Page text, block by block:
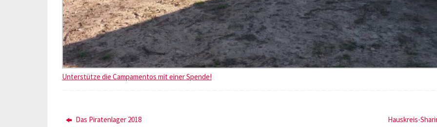
Unterstütze die Campamentos mit einer Spende!
Das Piratenlager 2018 Hauskreis-